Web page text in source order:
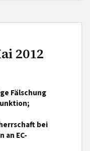
2012
Fälschung
bei
an EC-